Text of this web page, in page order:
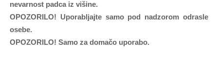
nevarnost padca iz višine.
OPOZORILO! Uporabljajte samo pod nadzorom odrasle
osebe.
OPOZORILO! Samo za domačo uporabo.